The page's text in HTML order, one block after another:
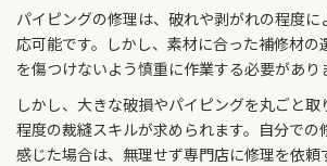
パイピングの修理は、破れや剥がれの程度に
応可能です。しかし、素材に合った補修材の
を傷つけないよう慎重に作業する必要があり
しかし、大きな破損やパイピングを丸ごと取
程度の裁縫スキルが求められます。自分での
感じた場合は、無理せず専門店に修理を依頼